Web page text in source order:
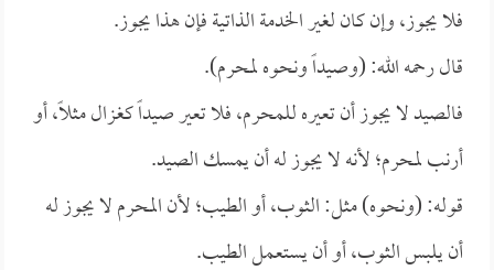
فلا يجوز، وإن كان لغير الخدمة الذاتية فإن هذا يجوز.
قال رحمه الله: (وصيداً ونحوه لمحرم).
فالصيد لا يجوز أن تعيره للمحرم، فلا تعير صيداً كغزال مثلاً، أو
أرنب لمحرم؛ لأنه لا يجوز له أن يمسك الصيد.
قوله: (ونحوه) مثل: الثوب، أو الطيب؛ لأن المحرم لا يجوز له
أن يلبس الثوب، أو أن يستعمل الطيب.